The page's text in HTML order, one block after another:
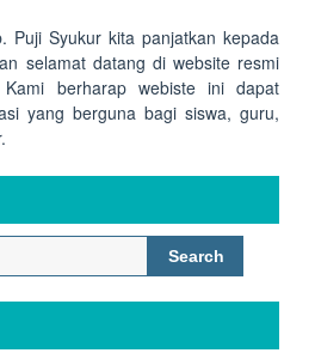
Puji Syukur kita panjatkan kepada
selamat datang di website resmi
berharap webiste ini dapat
yang berguna bagi siswa, guru,
Search
for: